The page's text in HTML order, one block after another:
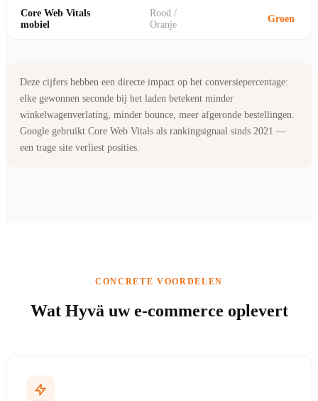
Core Web Vitals
mobiel
Rood /
Oranje
Groen
Deze cijfers hebben een directe impact op het conversiepercentage:
elke gewonnen seconde bij het laden betekent minder
winkelwagenverlating, minder bounce, meer afgeronde bestellingen.
Google gebruikt Core Web Vitals als rankingsignaal sinds 2021 —
een trage site verliest posities.
CONCRETE VOORDELEN
Wat Hyvä uw e-commerce oplevert